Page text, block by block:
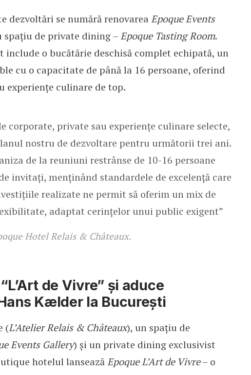
dezvoltări se numără renovarea Epoque Events
de private dining –Epoque Tasting Room.
include o bucătărie deschisă complet echipată, un
cu o capacitate de până la 16 persoane, oferind
experiențe culinare de top.
corporate, private sau experiențe culinare selecte,
nostru de dezvoltare pentru următorii trei ani.
de la reuniuni restrânse de 10-16 persoane
invitați, menținând standardele de excelență care
realizate ne permit să oferim un mix de
adaptat cerințelor unui public exigent”
Hotel Relais & Châteaux.
de Vivre” și aduce
Kælder la București
(L’Atelier Relais & Châteaux), un spațiu de
Events Gallery) și un private dining exclusivist
hotelul lanseazăEpoque L’Art de Vivre– o